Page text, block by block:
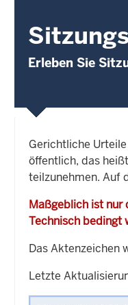
Erleben Sie
Gerichtliche
öffentlich, das
teilzunehmen. Auf
Maßgeblich ist nur
Technisch bedingt
Das Aktenzeichen
Letzte